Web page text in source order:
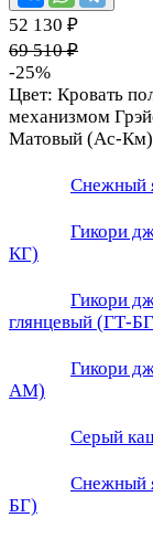
52 130 ₽
69 510 ₽
-25%
Цвет: Кровать
механизмом
Матовый (Ас-
Снежный
Гикори
КГ)
Гикори
глянцевый (ГТ-
Гикори
АМ)
Серый
Снежный
БГ)